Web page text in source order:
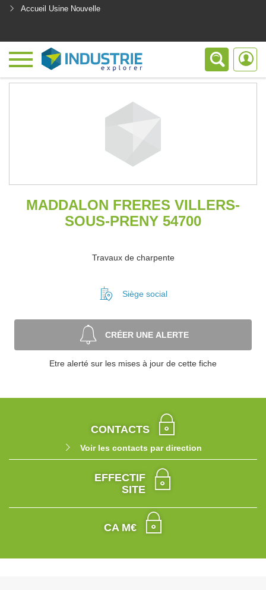
Accueil Usine Nouvelle
MADDALON FRERES VILLERS-
SOUS-PRENY 54700
Travaux de charpente
Siège social
CRÉER UNE ALERTE
Etre alerté sur les mises à jour de cette fiche
CONTACTS
Voir les contacts par direction
EFFECTIF
SITE
CA M€